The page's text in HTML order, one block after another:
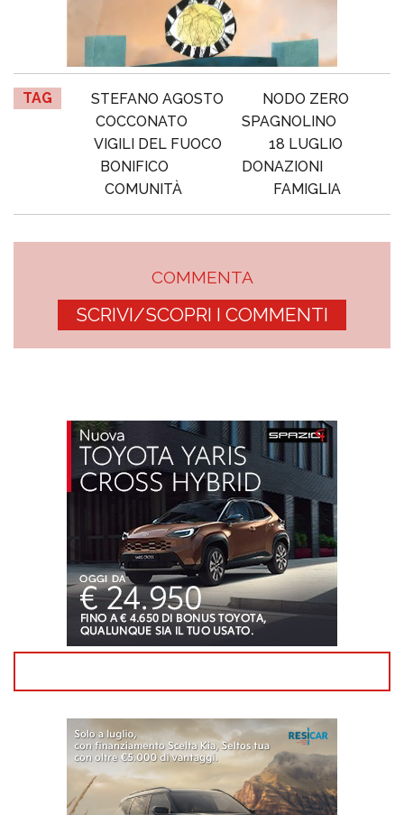
TAG STEFANO AGOSTO
NODO ZERO
COCCONATO
SPAGNOLINO
VIGILI DEL FUOCO
18 LUGLIO
BONIFICO
DONAZIONI
COMUNITÀ
FAMIGLIA
COMMENTA
SCRIVI/SCOPRI I COMMENTI